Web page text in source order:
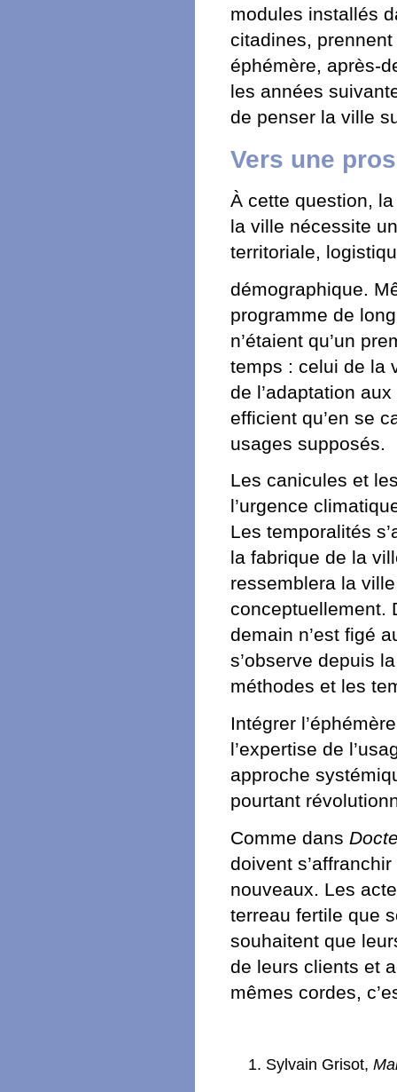
modules installés
citadines,
éphémère, après-
les années
de penser la ville
Vers une
À cette question,
la ville nécessite
territoriale,
démographique.
programme de
n’étaient qu’un
temps : celui de la
de l’adaptation
efficient qu’en se
usages supposés.
Les canicules et
l’urgence
Les temporalités
la fabrique de la
ressemblera la
conceptuellement.
demain n’est figé
s’observe depuis
méthodes et les
Intégrer
l’expertise de
approche
pourtant
Comme dans
doivent
nouveaux. Les
terreau fertile que
souhaitent que
de leurs clients et
mêmes cordes,
Sylvain Grisot,